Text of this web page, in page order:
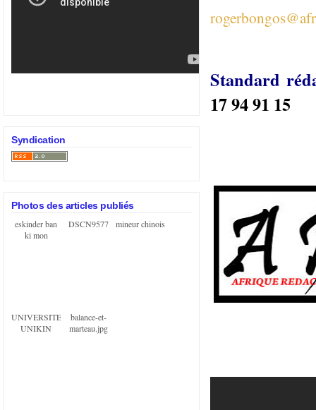
Syndication
Photos des articles publiés
eskinder ban
ki mon
DSCN9577 mineur chinois
UNIVERSITE
UNIKIN
balance-et-
marteau.jpg
Standard
17 94 91 15